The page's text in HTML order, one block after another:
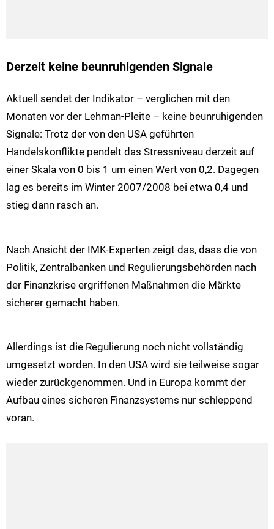
Derzeit keine beunruhigenden Signale
Aktuell sendet der Indikator – verglichen mit den
Monaten vor der Lehman-Pleite – keine beunruhigenden
Signale: Trotz der von den USA geführten
Handelskonflikte pendelt das Stressniveau derzeit auf
einer Skala von 0 bis 1 um einen Wert von 0,2. Dagegen
lag es bereits im Winter 2007/2008 bei etwa 0,4 und
stieg dann rasch an.
Nach Ansicht der IMK-Experten zeigt das, dass die von
Politik, Zentralbanken und Regulierungsbehörden nach
der Finanzkrise ergriffenen Maßnahmen die Märkte
sicherer gemacht haben.
Allerdings ist die Regulierung noch nicht vollständig
umgesetzt worden. In den USA wird sie teilweise sogar
wieder zurückgenommen. Und in Europa kommt der
Aufbau eines sicheren Finanzsystems nur schleppend
voran.